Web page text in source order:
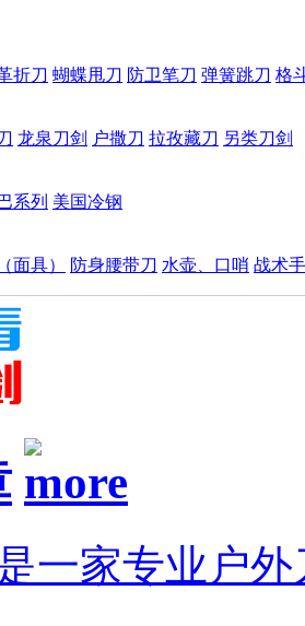
折刀 蝴蝶甩刀 防卫笔刀 弹簧跳刀 格
龙泉刀剑 户撒刀 拉孜藏刀 另类刀剑
系列 美国冷钢
面具） 防身腰带刀 水壶、口哨 战术
一家专业户